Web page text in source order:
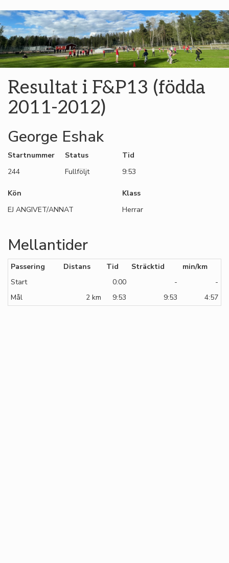
Resultat i F&P13 (födda
2011-2012)
George Eshak
Startnummer
244
Status
Fullföljt
Tid
9:53
Kön
EJ ANGIVET/ANNAT
Klass
Herrar
Mellantider
Passering Distans Tid Sträcktid
min/km
Start
0:00 -
-
Mål
2 km 9:53 9:53 4:57